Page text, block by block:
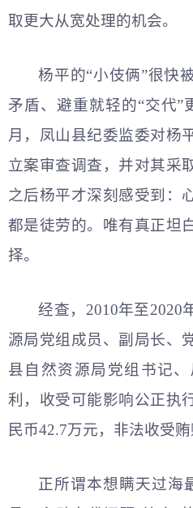
取更大从宽处理的机会。
杨平的“小伎俩”很快
矛盾、避重就轻的“交代”
月，凤山县纪委监委对杨
立案审查调查，并对其采
之后杨平才深刻感受到：
都是徒劳的。唯有真正坦
择。
经查，2010年至2020
源局党组成员、副局长、
县自然资源局党组书记
利，收受可能影响公正执
民币42.7万元，非法收受贿
正所谓本想瞒天过海